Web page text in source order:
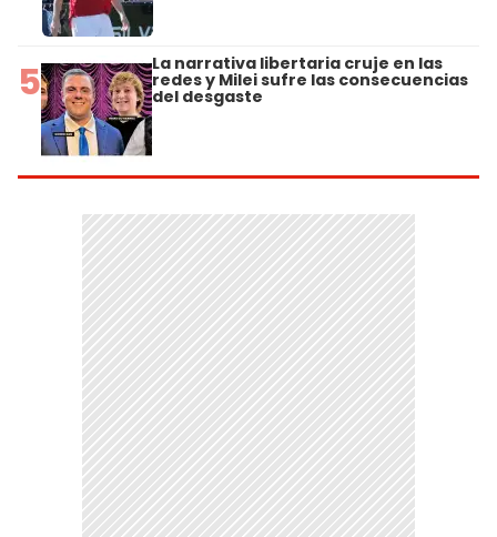
5 La narrativa libertaria cruje en las
redes y Milei sufre las consecuencias
del desgaste